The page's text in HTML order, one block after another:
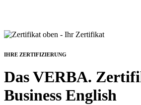
IHRE ZERTIFIZIERUNG
Das VERBA.
Business English